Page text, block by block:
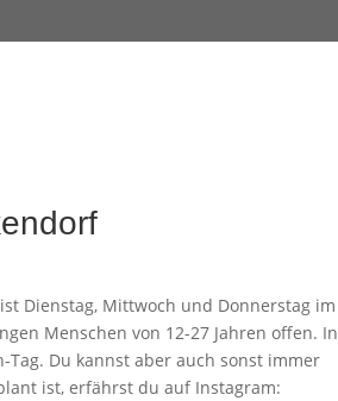
Dienstag, Mittwoch und Donnerstag im
Menschen von 12-27 Jahren offen. In
Du kannst aber auch sonst immer
ist, erfährst du auf Instagram: